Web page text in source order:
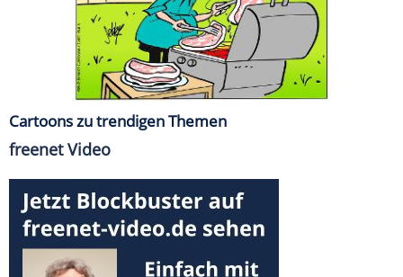
Cartoons zu trendigen Themen
freenet Video